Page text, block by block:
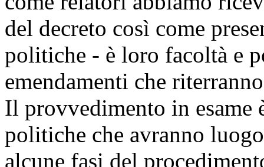
del decreto così come
politiche - è loro facoltà e
emendamenti che
Il provvedimento in esame
politiche che avranno
alcune fasi del